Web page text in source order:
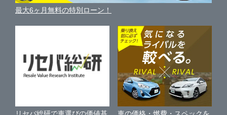
ガリバーいわき鹿島店
近くのお店で車を探す
車の個人売買ガイド
車比較サイト
保険代理店業務に関する基本方針
古物営業法に基づく表示
最大6ヶ月無料の特別ローン！